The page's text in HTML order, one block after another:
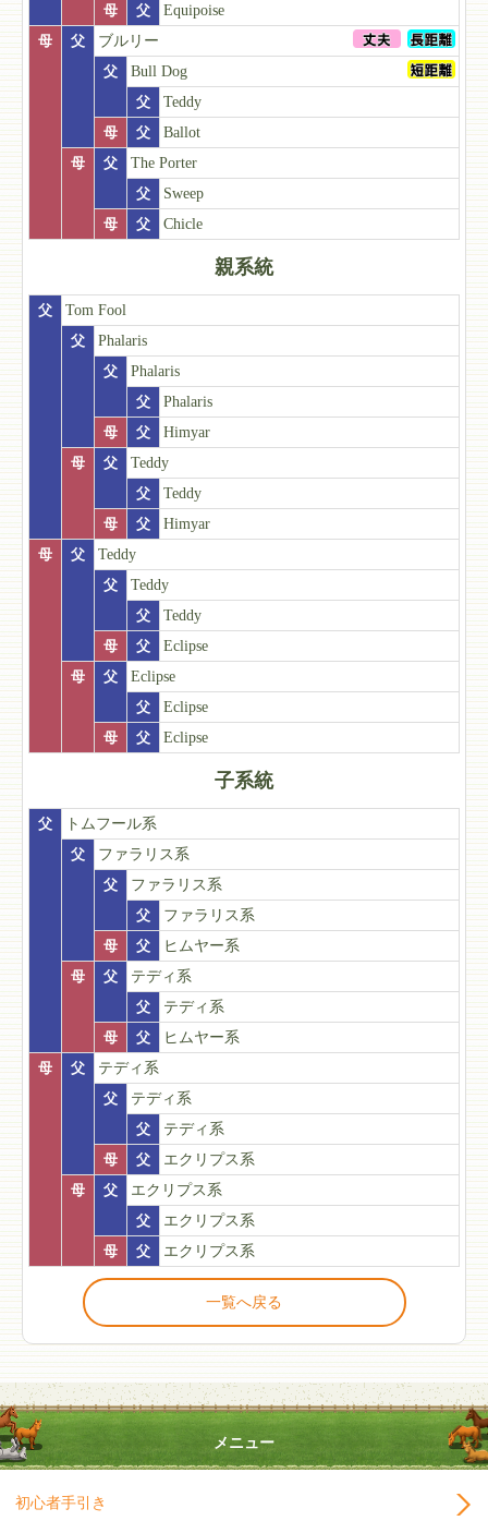
母
父
Equipoise
母
父
ブルリー
父
Bull Dog
父
Teddy
母
父
Ballot
母
父
The Porter
父
Sweep
母
父 Chicle
親系統
父
Tom Fool
父
Phalaris
父
Phalaris
父
Phalaris
母
父
Himyar
母
父
Teddy
父
Teddy
母
父
Himyar
母
父
Teddy
父
Teddy
父
Teddy
母
父
Eclipse
母
父
Eclipse
父
Eclipse
母
父 Eclipse
子系統
父
トムフール系
父
ファラリス系
父
ファラリス系
父
ファラリス系
母
父
ヒムヤー系
母
父
テディ系
父
テディ系
母
父
ヒムヤー系
母
父
テディ系
父
テディ系
父
テディ系
母
父
エクリプス系
母
父
エクリプス系
父
エクリプス系
母
父 エクリプス系
一覧へ戻る
メニュー
初心者手引き